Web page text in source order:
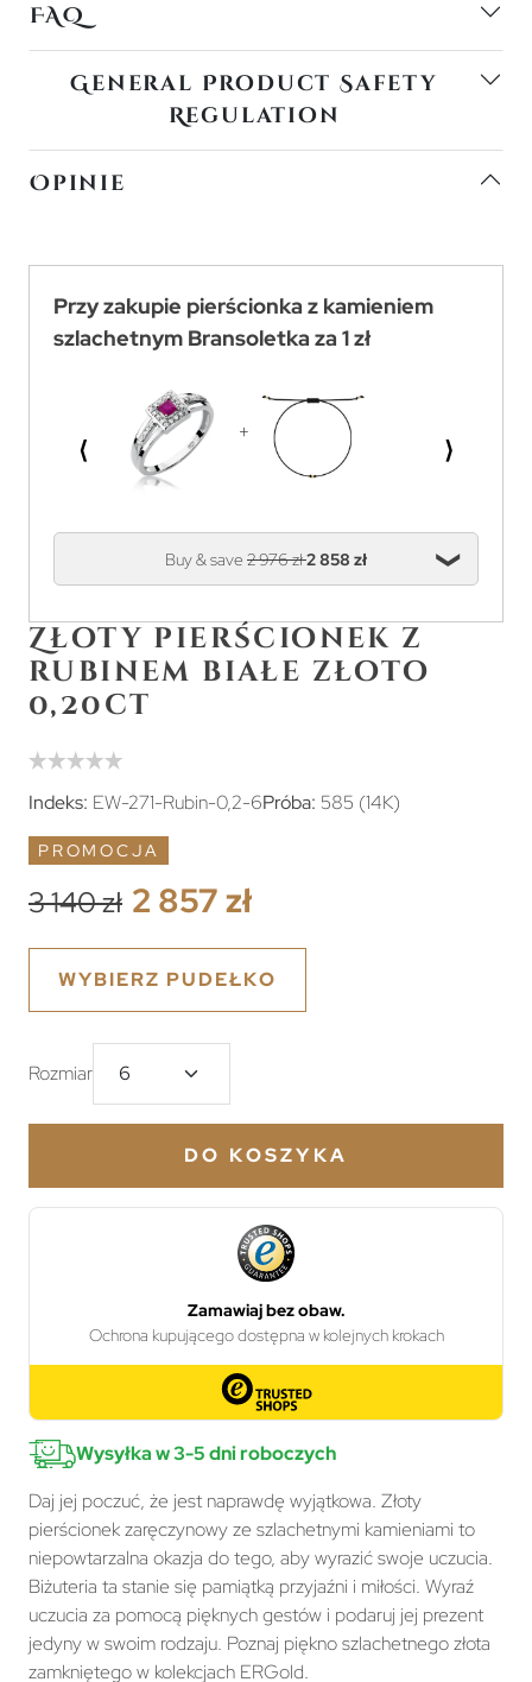
FAQ
General Product Safety
Regulation
Opinie
Przy zakupie pierścionka z kamieniem
szlachetnym Bransoletka za 1 zł
⟨ ⟩
Buy & save 2 976 zł2 858 zł
Złoty pierścionek z
rubinem białe złoto
0,20ct
Indeks: EW-271-Rubin-0,2-6Próba: 585 (14K)
PROMOCJA
3 140 zł 2 857 zł
WYBIERZ PUDEŁKO
Rozmiar
DO KOSZYKA
Wysyłka w 3-5 dni roboczych
Daj jej poczuć, że jest naprawdę wyjątkowa. Złoty
pierścionek zaręczynowy ze szlachetnymi kamieniami to
niepowtarzalna okazja do tego, aby wyrazić swoje uczucia.
Biżuteria ta stanie się pamiątką przyjaźni i miłości. Wyraź
uczucia za pomocą pięknych gestów i podaruj jej prezent
jedyny w swoim rodzaju. Poznaj piękno szlachetnego złota
zamkniętego w kolekcjach ERGold.